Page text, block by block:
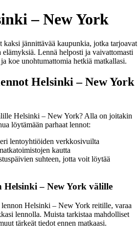
– New York
jännittävää kaupunkia, jotka tarjoavat
Lennä helposti ja vaivattomasti
koe unohtumattomia hetkiä matkallasi.
Helsinki – New York
Helsinki – New York? Alla on joitakin
löytämään parhaat lennot:
lentoyhtiöiden verkkosivuilta
kautta
suhteen, jotta voit löytää
Helsinki – New York välille
Helsinki – New York reitille, varaa
lennolla. Muista tarkistaa mahdolliset
tärkeät tiedot ennen matkaasi.